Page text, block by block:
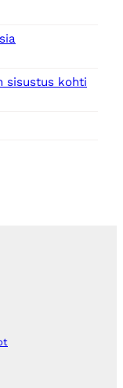
sisustus kohti